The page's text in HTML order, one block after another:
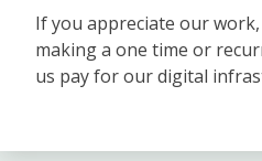
If you appreciate our
making a one time or
us pay for our digital